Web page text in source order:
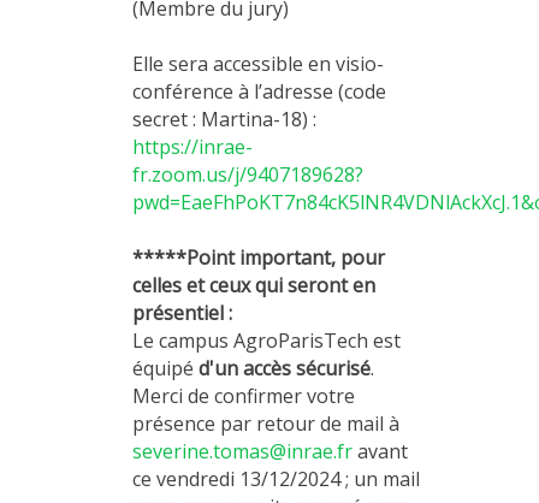
(Membre du jury)
Elle sera accessible en visio-
conférence à l’adresse (code
secret : Martina-18) :
https://inrae-
fr.zoom.us/j/9407189628?
*****Point important, pour
celles et ceux qui seront en
présentiel :
Le campus AgroParisTech est
équipé d'un accès sécurisé.
Merci de confirmer votre
présence par retour de mail à
severine.tomas@inrae.fravant
ce vendredi 13/12/2024 ; un mail